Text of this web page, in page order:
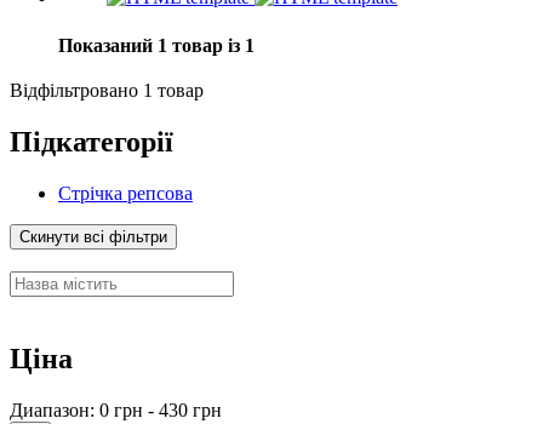
Показаний 1 товар із 1
Відфільтровано 1 товар
Підкатегорії
Стрічка репсова
Скинути всі фільтри
Ціна
Диапазон: 0 грн - 430 грн